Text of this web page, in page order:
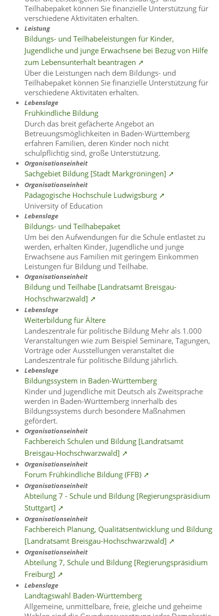
Teilhabepaket können Sie finanzielle Unterstützung für
verschiedene Aktivitäten erhalten.
Leistung
Bildungs- und Teilhabeleistungen für Kinder,
Jugendliche und junge Erwachsene bei Bezug von Hilfe
zum Lebensunterhalt beantragen ➚
Über die Leistungen nach dem Bildungs- und
Teilhabepaket können Sie finanzielle Unterstützung für
verschiedene Aktivitäten erhalten.
Lebenslage
Frühkindliche Bildung
Durch das breit gefächerte Angebot an
Betreuungsmöglichkeiten in Baden-Württemberg
erfahren Familien, deren Kinder noch nicht
schulpflichtig sind, große Unterstützung.
Organisationseinheit
Sachgebiet Bildung [Stadt Markgröningen] ➚
Organisationseinheit
Pädagogische Hochschule Ludwigsburg ➚
University of Education
Lebenslage
Bildungs- und Teilhabepaket
Um bei den Aufwendungen für die Schule entlastet zu
werden, erhalten Kinder, Jugendliche und junge
Erwachsene aus Familien mit geringem Einkommen
Leistungen für Bildung und Teilhabe.
Organisationseinheit
Bildung und Teilhabe [Landratsamt Breisgau-
Hochschwarzwald] ➚
Lebenslage
Weiterbildung für Ältere
Landeszentrale für politische Bildung Mehr als 1.000
Veranstaltungen wie zum Beispiel Seminare, Tagungen,
Vorträge oder Ausstellungen veranstaltet die
Landeszentrale für politische Bildung jährlich.
Lebenslage
Bildungssystem in Baden-Württemberg
Kinder und Jugendliche mit Deutsch als Zweitsprache
werden in Baden-Württemberg innerhalb des
Bildungssystems durch besondere Maßnahmen
gefördert.
Organisationseinheit
Fachbereich Schulen und Bildung [Landratsamt
Breisgau-Hochschwarzwald] ➚
Organisationseinheit
Forum Frühkindliche Bildung (FFB) ➚
Organisationseinheit
Abteilung 7 - Schule und Bildung [Regierungspräsidium
Stuttgart] ➚
Organisationseinheit
Fachbereich Planung, Qualitätsentwicklung und Bildung
[Landratsamt Breisgau-Hochschwarzwald] ➚
Organisationseinheit
Abteilung 7, Schule und Bildung [Regierungspräsidium
Freiburg] ➚
Lebenslage
Landtagswahl Baden-Württemberg
Allgemeine, unmittelbare, freie, gleiche und geheime